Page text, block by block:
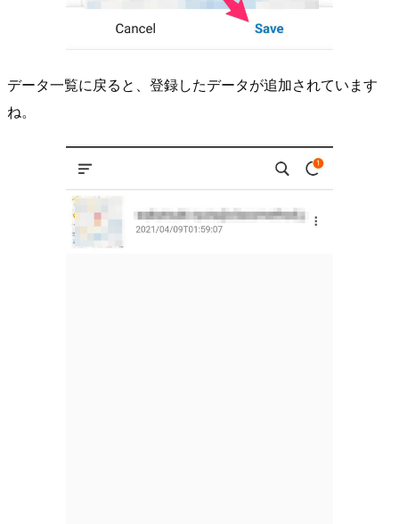
データ一覧に戻ると、登録したデータが追加されています
ね。